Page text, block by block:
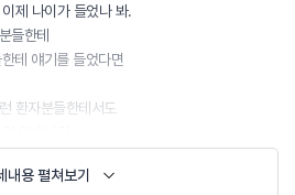
제 나이가 들었나 봐.
들한테
테 얘기를 들었다면
환자분들한테서도
있습니다.
게
수는 없어요.
내용 펼쳐보기